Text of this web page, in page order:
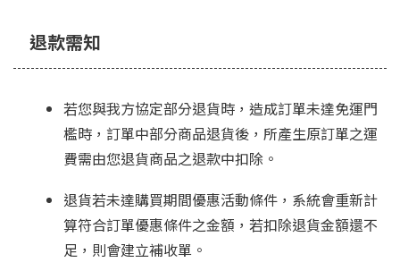
退款需知
若您與我方協定部分退貨時，造成訂單未達免運門
檻時，訂單中部分商品退貨後，所產生原訂單之運
費需由您退貨商品之退款中扣除。
退貨若未達購買期間優惠活動條件，系統會重新計
算符合訂單優惠條件之金額，若扣除退貨金額還不
足，則會建立補收單。